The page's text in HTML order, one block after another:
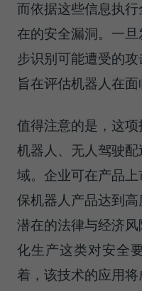
而依据这些信息执
在的安全漏洞。一
步识别可能遭受的攻
旨在评估机器人在面
值得注意的是，这
机器人、无人驾驶
域。企业可在产品
保机器人产品达到
潜在的法律与经济
化生产这类对安全
着，该技术的应用